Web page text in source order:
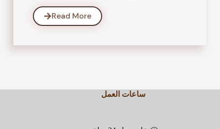
Read More
ساعات العمل